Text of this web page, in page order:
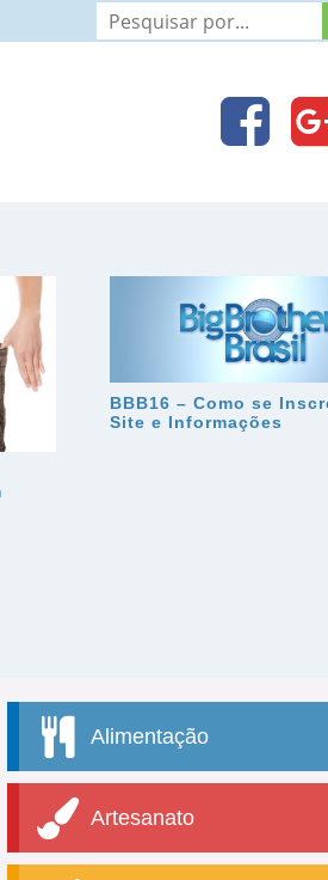
BBB16 – Como se
Site e Informações
Alimentação
Artesanato